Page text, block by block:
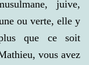
juive,
ou verte, elle y
que ce soit
vous avez